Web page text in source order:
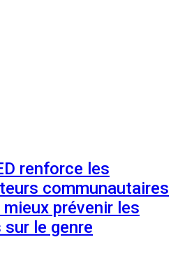
renforce les
communautaires
prévenir les
le genre